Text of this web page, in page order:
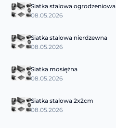
Siatka stalowa ogrodzeniowa
08.05.2026
Siatka stalowa nierdzewna
08.05.2026
Siatka mosiężna
08.05.2026
Siatka stalowa 2x2cm
08.05.2026